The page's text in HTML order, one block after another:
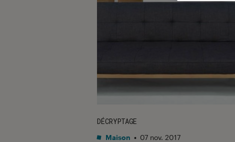
DÉCRYPTAGE
Maison • 07 nov. 2017